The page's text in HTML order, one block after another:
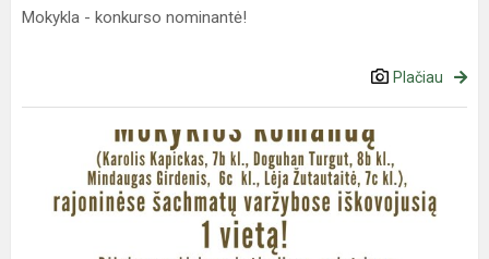
Mokykla - konkurso nominantė!
Plačiau
šachmatų
varžybos